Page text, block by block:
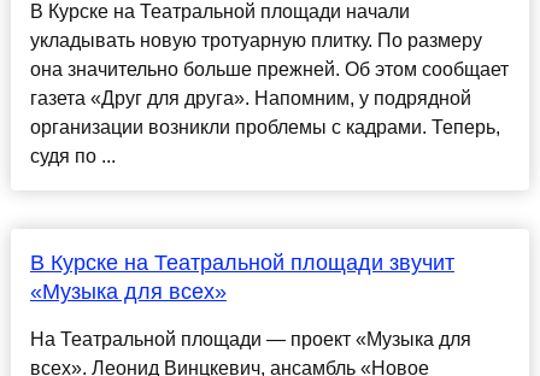
В Курске на Театральной площади начали
укладывать новую тротуарную плитку. По размеру
она значительно больше прежней. Об этом сообщает
газета «Друг для друга». Напомним, у подрядной
организации возникли проблемы с кадрами. Теперь,
судя по ...
В Курске на Театральной площади звучит
«Музыка для всех»
На Театральной площади — проект «Музыка для
всех». Леонид Винцкевич, ансамбль «Новое